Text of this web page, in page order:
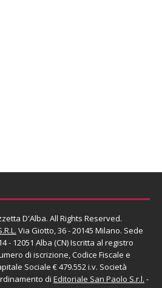
D'Alba. All Rights Reserved.
Via Giotto, 36 - 20145 Milano. Sede
- 12051 Alba (CN) Iscritta al registro
di iscrizione, Codice Fiscale e
Sociale € 479.552 i.v. Società
di Editoriale San Paolo S.r.l. -